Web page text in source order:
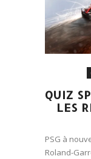
QUIZ
LES
PSG à
Roland-